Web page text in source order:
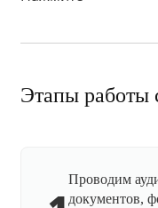
Этапы работы
Проводим
документов,